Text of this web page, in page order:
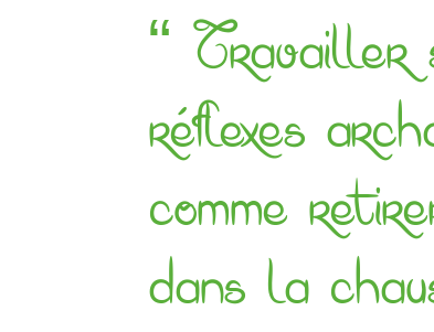
“ Travailler
réflexes
comme
dans la